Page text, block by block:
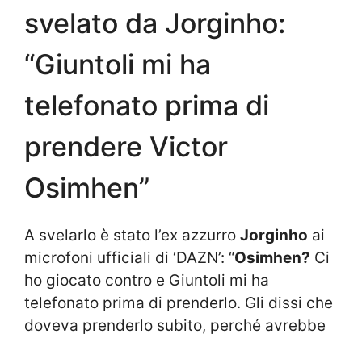
svelato da Jorginho:
“Giuntoli mi ha
telefonato prima di
prendere Victor
Osimhen”
A svelarlo è stato l’ex azzurro Jorginho ai
microfoni ufficiali di ‘DAZN’: “Osimhen? Ci
ho giocato contro e Giuntoli mi ha
telefonato prima di prenderlo. Gli dissi che
doveva prenderlo subito, perché avrebbe